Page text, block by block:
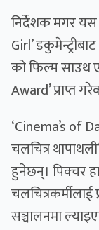
निर्देशक मगर
Girl’
को फिल्म साउथ
Award’ प्राप्त
‘Cinema’s of
चलचित्र
हुनेछन्। पिक्चर
चलचित्रकर्मीलाई
सञ्चालनमा